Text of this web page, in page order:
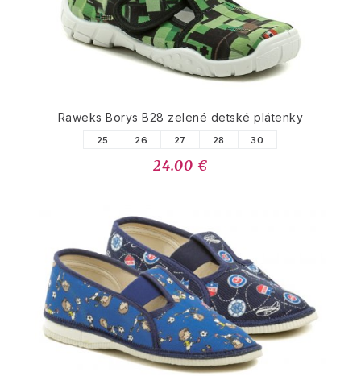
Raweks Borys B28 zelené detské plátenky
25 26 27 28 30
24.00 €